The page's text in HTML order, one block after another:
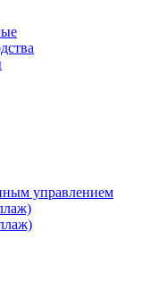
управлением